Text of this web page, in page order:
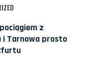
z
i Tarnowa prosto